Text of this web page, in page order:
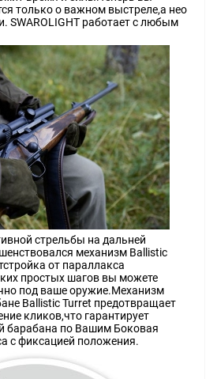
только о важном выстреле,а нео
SWAROLIGHT работает с любым
стрельбы на дальней
механизм Ballistic
от параллакса
простых шагов вы можете
под ваше оружие.Механизм
Ballistic Turret предотвращает
кликов,что гарантирует
барабана по Вашим Боковая
с фиксацией положения.